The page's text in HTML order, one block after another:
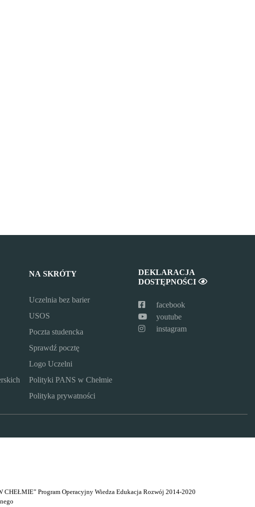
NA SKRÓTY
Uczelnia bez barier
USOS
Poczta studencka
Sprawdź pocztę
Logo Uczelni
Polityki PANS w Chełmie
Polityka prywatności
DEKLARACJA
DOSTĘPNOŚCI
facebook
youtube
instagram
CHEŁMIE” Program Operacyjny Wiedza Edukacja Rozwój 2014-2020